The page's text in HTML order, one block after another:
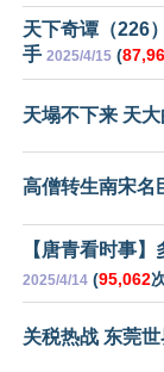
天下奇谭（226
手 2025/4/15 (
天塌不下来 天
高僧转生南宋名
【唐青看时事
2025/4/14 (95,062
关税热战 东莞世